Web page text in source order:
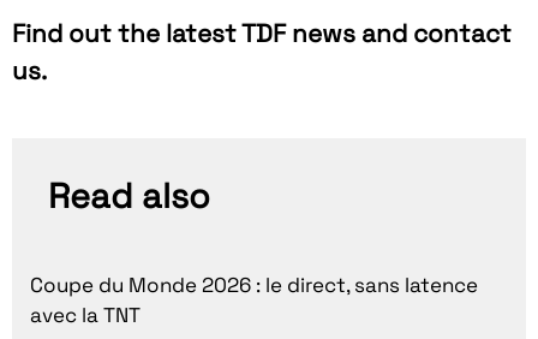
Find out the latest TDF news and contact
us.
Read also
Coupe du Monde 2026 : le direct, sans latence
avec la TNT